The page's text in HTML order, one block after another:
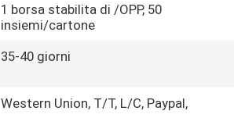
1 borsa stabilita di /OPP, 50
insiemi/cartone
35-40 giorni
Western Union, T/T, L/C, Paypal,